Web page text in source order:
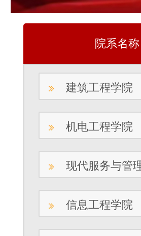
院系名称
建筑工程学院
机电工程学院
现代服务与管
信息工程学院